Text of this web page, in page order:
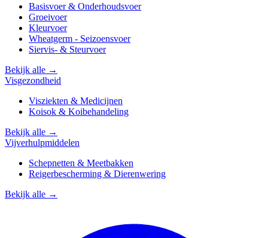
Basisvoer & Onderhoudsvoer
Groeivoer
Kleurvoer
Wheatgerm - Seizoensvoer
Siervis- & Steurvoer
Bekijk alle →
Visgezondheid
Visziekten & Medicijnen
Koisok & Koibehandeling
Bekijk alle →
Vijverhulpmiddelen
Schepnetten & Meetbakken
Reigerbescherming & Dierenwering
Bekijk alle →